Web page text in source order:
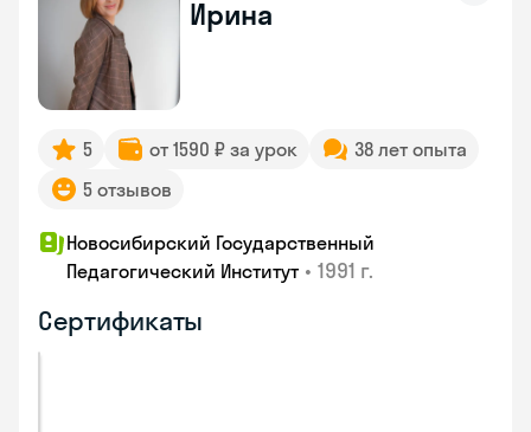
Ирина
5 от 1590 ₽ за урок
38 лет опыта
5 отзывов
Новосибирский Государственный
Педагогический Институт • 1991 г.
Сертификаты